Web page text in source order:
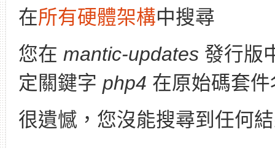
在所有硬體架構中搜尋
您在 mantic-updates 發行版
定關鍵字 php4 在原始碼套
很遺憾，您沒能搜尋到任何